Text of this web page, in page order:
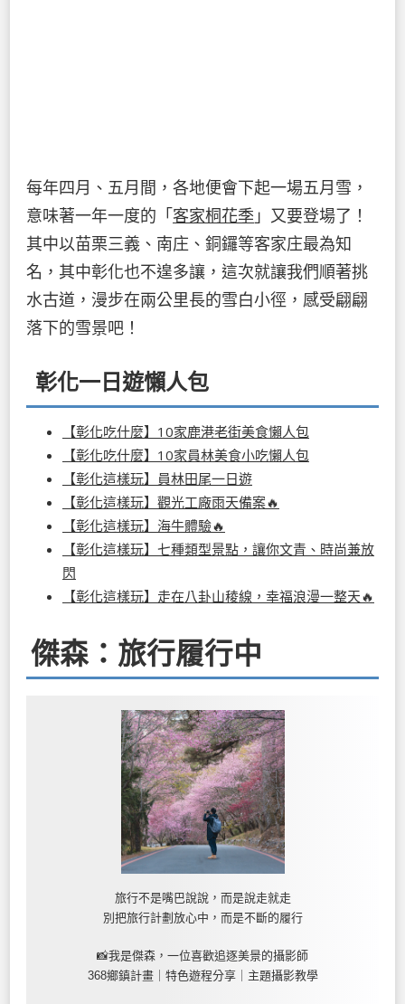
每年四月、五月間，各地便會下起一場五月雪，
意味著一年一度的「 客家桐花季 」又要登場了！
其中以苗栗三義、南庄、銅鑼等客家庄最為知
名，其中彰化也不遑多讓，這次就讓我們順著挑
水古道，漫步在兩公里長的雪白小徑，感受翩翩
落下的雪景吧！
彰化一日遊懶人包
【彰化吃什麼】10家鹿港老街美食懶人包
【彰化吃什麼】10家員林美食小吃懶人包
【彰化這樣玩】員林田尾一日遊
【彰化這樣玩】觀光工廠雨天備案🔥
【彰化這樣玩】海牛體驗🔥
【彰化這樣玩】七種類型景點，讓你文青、時尚兼放
閃
【彰化這樣玩】走在八卦山稜線，幸福浪漫一整天🔥
傑森：旅行履行中
旅行不是嘴巴說說，而是說走就走
別把旅行計劃放心中，而是不斷的履行
📸我是傑森，一位喜歡追逐美景的攝影師
368鄉鎮計畫｜特色遊程分享｜主題攝影教學